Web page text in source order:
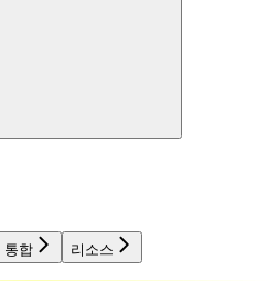
통합 리소스